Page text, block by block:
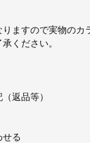
ますので実物のカ
ください。
返品等）
せる